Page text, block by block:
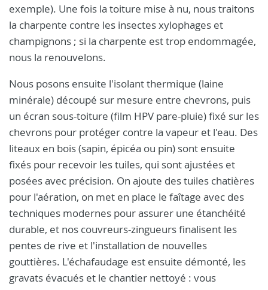
exemple). Une fois la toiture mise à nu, nous traitons
la charpente contre les insectes xylophages et
champignons ; si la charpente est trop endommagée,
nous la renouvelons.
Nous posons ensuite l'isolant thermique (laine
minérale) découpé sur mesure entre chevrons, puis
un écran sous-toiture (film HPV pare-pluie) fixé sur les
chevrons pour protéger contre la vapeur et l'eau. Des
liteaux en bois (sapin, épicéa ou pin) sont ensuite
fixés pour recevoir les tuiles, qui sont ajustées et
posées avec précision. On ajoute des tuiles chatières
pour l'aération, on met en place le faîtage avec des
techniques modernes pour assurer une étanchéité
durable, et nos couvreurs-zingueurs finalisent les
pentes de rive et l'installation de nouvelles
gouttières. L'échafaudage est ensuite démonté, les
gravats évacués et le chantier nettoyé : vous